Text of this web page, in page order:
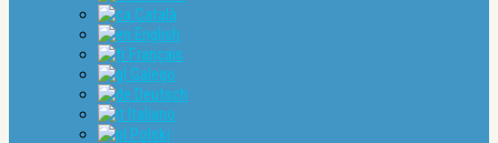
Català
English
Français
Galego
Deutsch
Italiano
Polski